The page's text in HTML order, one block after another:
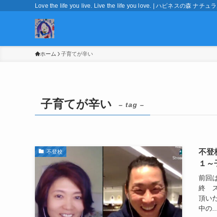
Love the life you live. Live the life you love. | ハピネスの森 ナチュ
ホーム 子育てが辛い
子育てが辛い – tag –
不登校
不登
１
前回
終 ス
頂い
中の